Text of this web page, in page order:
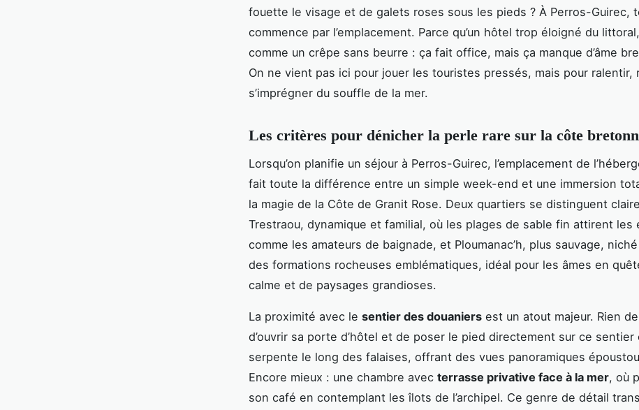
fouette le visage et de galets roses sous les pieds ? À Perros-Guirec,
commence par l’emplacement. Parce qu’un hôtel trop éloigné du
comme un crêpe sans beurre : ça fait office, mais ça manque d’âme
On ne vient pas ici pour jouer les touristes pressés, mais pour ralentir,
s’imprégner du souffle de la mer.
Les critères pour dénicher la perle rare sur la côte
Lorsqu’on planifie un séjour à Perros-Guirec, l’emplacement de
fait toute la différence entre un simple week-end et une immersion
la magie de la Côte de Granit Rose. Deux quartiers se distinguent
Trestraou, dynamique et familial, où les plages de sable fin attirent les
comme les amateurs de baignade, et Ploumanac’h, plus sauvage,
des formations rocheuses emblématiques, idéal pour les âmes en
calme et de paysages grandioses.
La proximité avec le sentier des douaniers est un atout majeur. Rien
d’ouvrir sa porte d’hôtel et de poser le pied directement sur ce sentier
serpente le long des falaises, offrant des vues panoramiques
Encore mieux : une chambre avec terrasse privative face à la mer, où
son café en contemplant les îlots de l’archipel. Ce genre de détail